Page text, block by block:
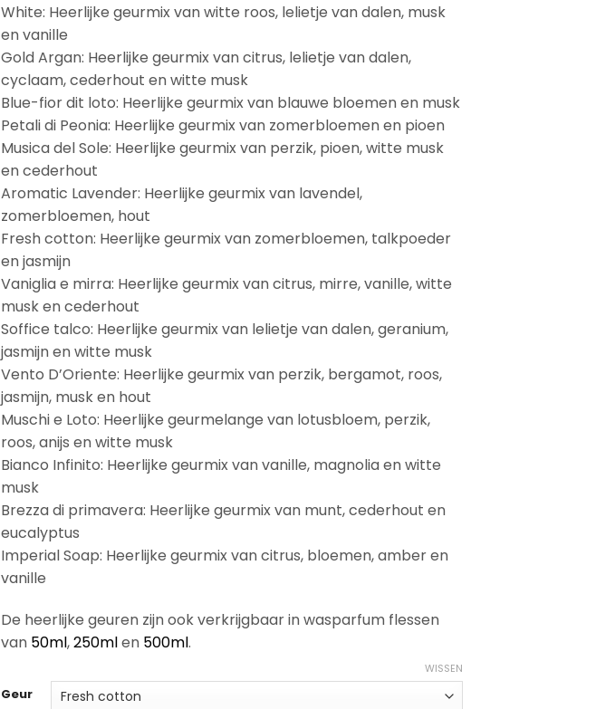
White: Heerlijke geurmix van witte roos, lelietje van dalen, musk
en vanille
Gold Argan: Heerlijke geurmix van citrus, lelietje van dalen,
cyclaam, cederhout en witte musk
Blue-fior dit loto: Heerlijke geurmix van blauwe bloemen en musk
Petali di Peonia: Heerlijke geurmix van zomerbloemen en pioen
Musica del Sole: Heerlijke geurmix van perzik, pioen, witte musk
en cederhout
Aromatic Lavender: Heerlijke geurmix van lavendel,
zomerbloemen, hout
Fresh cotton: Heerlijke geurmix van zomerbloemen, talkpoeder
en jasmijn
Vaniglia e mirra: Heerlijke geurmix van citrus, mirre, vanille, witte
musk en cederhout
Soffice talco: Heerlijke geurmix van lelietje van dalen, geranium,
jasmijn en witte musk
Vento D’Oriente: Heerlijke geurmix van perzik, bergamot, roos,
jasmijn, musk en hout
Muschi e Loto: Heerlijke geurmelange van lotusbloem, perzik,
roos, anijs en witte musk
Bianco Infinito: Heerlijke geurmix van vanille, magnolia en witte
musk
Brezza di primavera: Heerlijke geurmix van munt, cederhout en
eucalyptus
Imperial Soap: Heerlijke geurmix van citrus, bloemen, amber en
vanille
De heerlijke geuren zijn ook verkrijgbaar in wasparfum flessen
van 50ml,250mlen 500ml.
Geur
WISSEN